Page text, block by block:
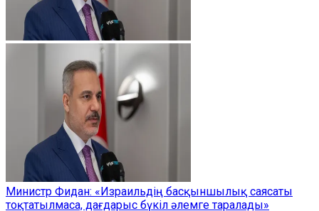
Министр Фидан: «Израильдің басқыншылық саясаты
тоқтатылмаса, дағдарыс бүкіл әлемге таралады»